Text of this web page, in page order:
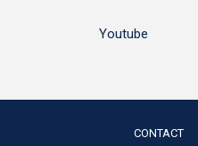
Youtube
CONTACT